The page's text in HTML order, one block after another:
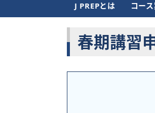
J PREPとは コー
春期講習